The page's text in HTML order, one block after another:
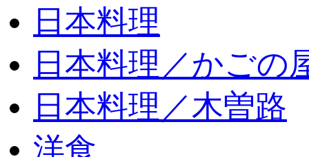
日本料理
日本料理／かごの
日本料理／木曽路
洋食